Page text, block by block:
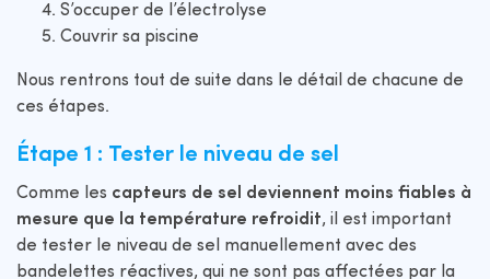
S’occuper de l’électrolyse
Couvrir sa piscine
Nous rentrons tout de suite dans le détail de chacune de
ces étapes.
Étape 1 : Tester le niveau de sel
Comme les capteurs de sel deviennent moins fiables à
mesure que la température refroidit, il est important
de tester le niveau de sel manuellement avec des
bandelettes réactives, qui ne sont pas affectées par la